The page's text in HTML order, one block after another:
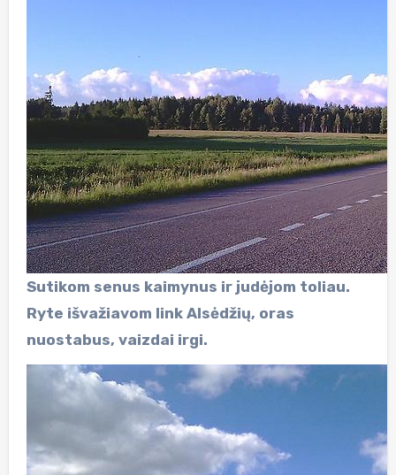
Sutikom senus kaimynus ir judėjom toliau.
Ryte išvažiavom link Alsėdžių, oras
nuostabus, vaizdai irgi.